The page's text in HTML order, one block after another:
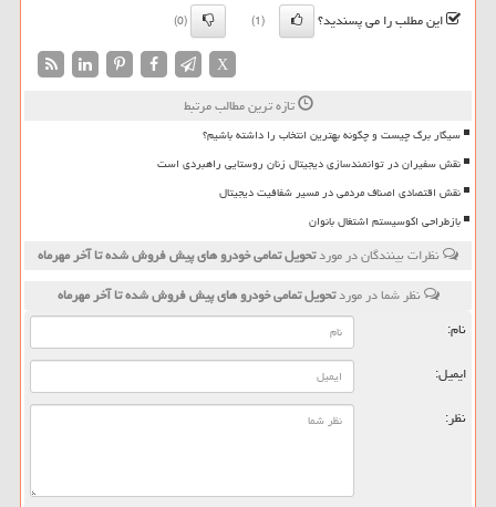
این مطلب را می پسندید؟
(1)
(0)
X
تازه ترین مطالب مرتبط
سیگار برگ چیست و چگونه بهترین انتخاب را داشته باشیم؟
نقش سفیران در توانمندسازی دیجیتال زنان روستایی راهبردی است
نقش اقتصادی اصناف مردمی در مسیر شفافیت دیجیتال
بازطراحی اکوسیستم اشتغال بانوان
نظرات بینندگان در موردتحویل تمامی خودرو های پیش فروش شده تا آخر مهرماه
نظر شما در موردتحویل تمامی خودرو های پیش فروش شده تا آخر مهرماه
نام:
ایمیل:
نظر: